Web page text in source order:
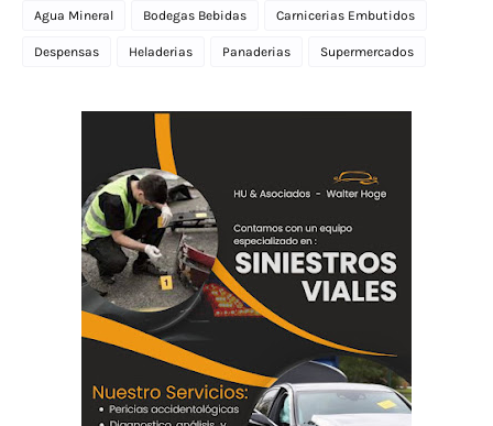
Agua Mineral Bodegas Bebidas Carnicerias Embutidos
Despensas Heladerias Panaderias Supermercados